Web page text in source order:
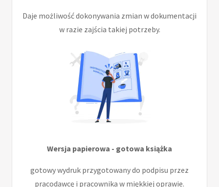
Daje możliwość dokonywania zmian w dokumentacji
w razie zajścia takiej potrzeby.
Wersja papierowa - gotowa książka
gotowy wydruk przygotowany do podpisu przez
pracodawcę i pracownika w miękkiej oprawie.